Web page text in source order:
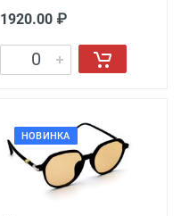
1920.00 ₽
НОВИНКА